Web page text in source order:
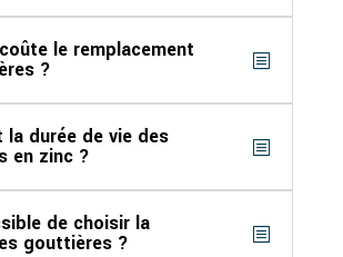
le remplacement
?
la durée de vie des
en zinc ?
de choisir la
gouttières ?